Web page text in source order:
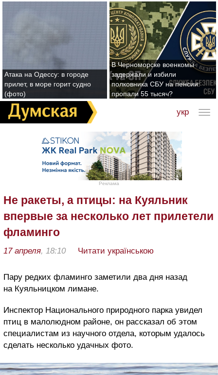
Атака на Одессу: в городе
прилет, в море горит судно
(фото)
В Черноморске военкомы
задержали и избили
полковника СБУ на пенсии:
пропали 55 тысяч?
укр
Реклама
Не ракеты, а птицы: на Куяльник
впервые за несколько лет прилетели
фламинго
17 апреля, 18:10 Читати українською
Пару редких фламинго заметили два дня назад
на Куяльницком лимане.
Инспектор Национального природного парка увидел
птиц в малолюдном районе, он рассказал об этом
специалистам из научного отдела, которым удалось
сделать несколько удачных фото.